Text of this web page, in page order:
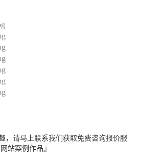
，请马上联系我们获取免费咨询报价服
站案例作品』